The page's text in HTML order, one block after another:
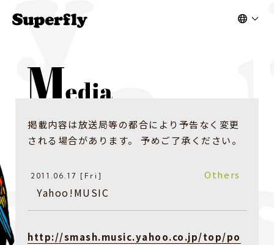
掲載内容は放送局等の都合により予告なく変更
される場合があります。 予めご了承ください。
2011.06.17 [Fri] Others
Yahoo!MUSIC
http://smash.music.yahoo.co.jp/top/po